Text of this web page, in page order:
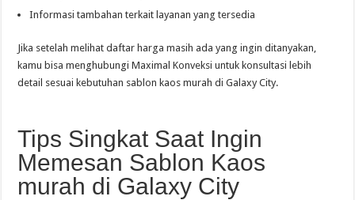
Informasi tambahan terkait layanan yang tersedia
Jika setelah melihat daftar harga masih ada yang ingin ditanyakan,
kamu bisa menghubungi Maximal Konveksi untuk konsultasi lebih
detail sesuai kebutuhan sablon kaos murah di Galaxy City.
Tips Singkat Saat Ingin
Memesan Sablon Kaos
murah di Galaxy City